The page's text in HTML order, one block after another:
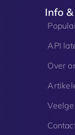
Info
API
Over